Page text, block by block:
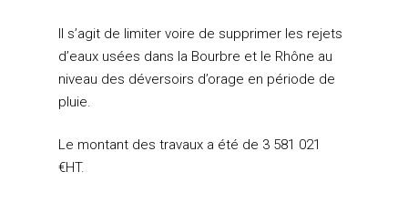
Il s’agit de limiter voire de supprimer les rejets
d’eaux usées dans la Bourbre et le Rhône au
niveau des déversoirs d’orage en période de
pluie.
Le montant des travaux a été de 3 581 021
€HT.
Fonds Air Bois
Logement